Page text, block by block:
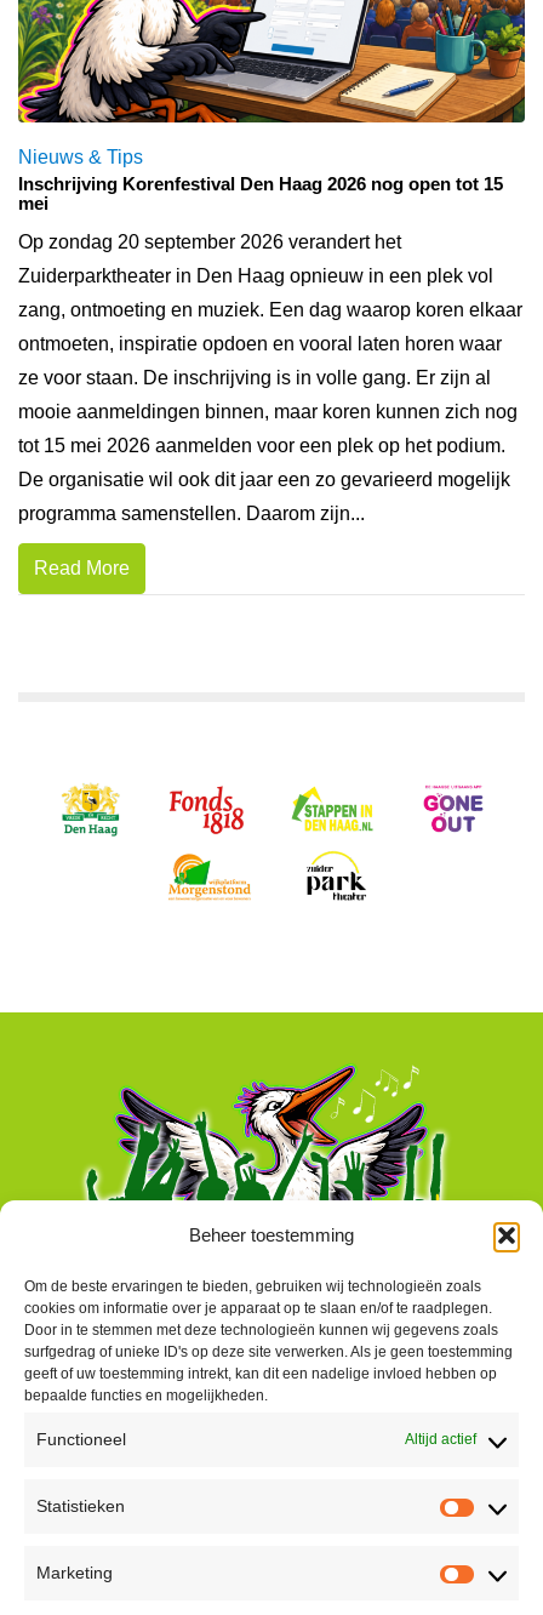
Beheer toestemming
Om de beste ervaringen te bieden, gebruiken wij technologieën zoals
cookies om informatie over je apparaat op te slaan en/of te raadplegen.
Door in te stemmen met deze technologieën kunnen wij gegevens zoals
surfgedrag of unieke ID's op deze site verwerken. Als je geen toestemming
geeft of uw toestemming intrekt, kan dit een nadelige invloed hebben op
bepaalde functies en mogelijkheden.
Functioneel Altijd actief
Statistieken
Marketing
Nieuws & Tips
Inschrijving Korenfestival Den Haag 2026 nog open tot 15
mei
Op zondag 20 september 2026 verandert het
Zuiderparktheater in Den Haag opnieuw in een plek vol
zang, ontmoeting en muziek. Een dag waarop koren elkaar
ontmoeten, inspiratie opdoen en vooral laten horen waar
ze voor staan. De inschrijving is in volle gang. Er zijn al
mooie aanmeldingen binnen, maar koren kunnen zich nog
tot 15 mei 2026 aanmelden voor een plek op het podium.
De organisatie wil ook dit jaar een zo gevarieerd mogelijk
programma samenstellen. Daarom zijn...
Read More
Peter Vergroesen
korenfestivaldenhaag@gmail.com